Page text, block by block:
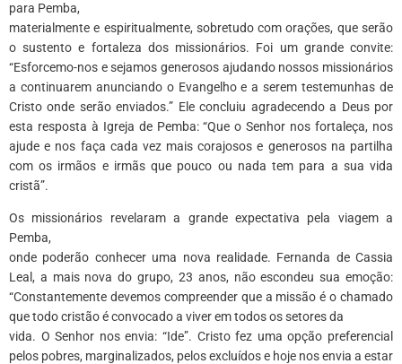
para Pemba,
materialmente e espiritualmente, sobretudo com orações, que serão
o sustento e fortaleza dos missionários. Foi um grande convite:
“Esforcemo-nos e sejamos generosos ajudando nossos missionários
a continuarem anunciando o Evangelho e a serem testemunhas de
Cristo onde serão enviados.” Ele concluiu agradecendo a Deus por
esta resposta à Igreja de Pemba: “Que o Senhor nos fortaleça, nos
ajude e nos faça cada vez mais corajosos e generosos na partilha
com os irmãos e irmãs que pouco ou nada tem para a sua vida
cristã”.
Os missionários revelaram a grande expectativa pela viagem a
Pemba,
onde poderão conhecer uma nova realidade. Fernanda de Cassia
Leal, a mais nova do grupo, 23 anos, não escondeu sua emoção:
“Constantemente devemos compreender que a missão é o chamado
que todo cristão é convocado a viver em todos os setores da
vida. O Senhor nos envia: “Ide”. Cristo fez uma opção preferencial
pelos pobres, marginalizados, pelos excluídos e hoje nos envia a estar